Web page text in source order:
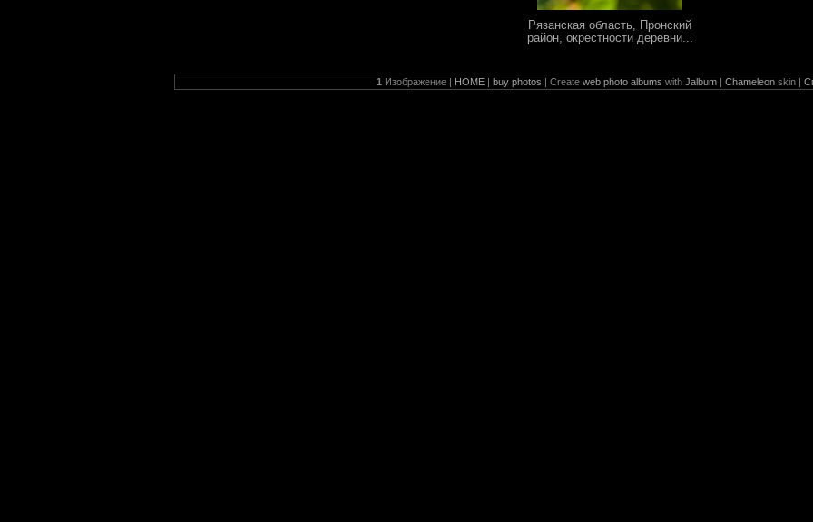
Рязанская область, Пронский
район, окрестности деревни...
1 Изображение | HOME | buy photos | Create web photo albums with Jalbum | Chameleon skin |